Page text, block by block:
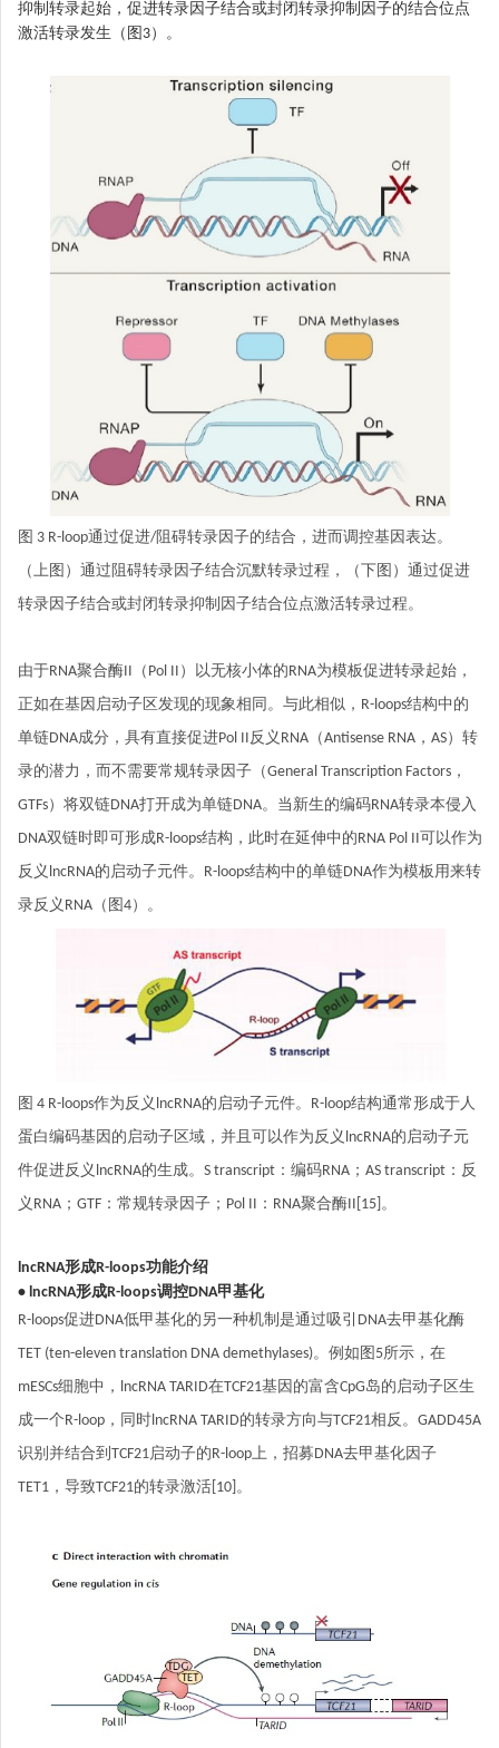
抑制转录起始，促进转录因子结合或封闭转录抑制因子的结合位点
激活转录发生（图3）。
图 3 R-loop通过促进/阻碍转录因子的结合，进而调控基因表达。
（上图）通过阻碍转录因子结合沉默转录过程，（下图）通过促进
转录因子结合或封闭转录抑制因子结合位点激活转录过程。
由于RNA聚合酶II（Pol II）以无核小体的RNA为模板促进转录起始，
正如在基因启动子区发现的现象相同。与此相似，R-loops结构中的
单链DNA成分，具有直接促进Pol II反义RNA（Antisense RNA，AS）转
录的潜力，而不需要常规转录因子（General Transcription Factors，
GTFs）将双链DNA打开成为单链DNA。当新生的编码RNA转录本侵入
DNA双链时即可形成R-loops结构，此时在延伸中的RNA Pol II可以作为
反义lncRNA的启动子元件。R-loops结构中的单链DNA作为模板用来转
录反义RNA（图4）。
图 4 R-loops作为反义lncRNA的启动子元件。R-loop结构通常形成于人
蛋白编码基因的启动子区域，并且可以作为反义lncRNA的启动子元
件促进反义lncRNA的生成。S transcript：编码RNA；AS transcript：反
义RNA；GTF：常规转录因子；Pol II：RNA聚合酶II[15]。
lncRNA形成R-loops功能介绍
• lncRNA形成R-loops调控DNA甲基化
R-loops促进DNA低甲基化的另一种机制是通过吸引DNA去甲基化酶
TET (ten-eleven translation DNA demethylases)。例如图5所示，在
mESCs细胞中，lncRNA TARID在TCF21基因的富含CpG岛的启动子区生
成一个R-loop，同时lncRNA TARID的转录方向与TCF21相反。GADD45A
识别并结合到TCF21启动子的R-loop上，招募DNA去甲基化因子
TET1，导致TCF21的转录激活[10]。